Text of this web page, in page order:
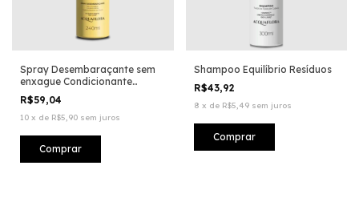
Spray Desembaraçante sem
enxague Condicionante
Hidratação Intensiva
R$59,04
10 x de R$5,90 sem juros
Shampoo Equilíbrio Resíduos
R$43,92
8 x de R$5,49 sem juros